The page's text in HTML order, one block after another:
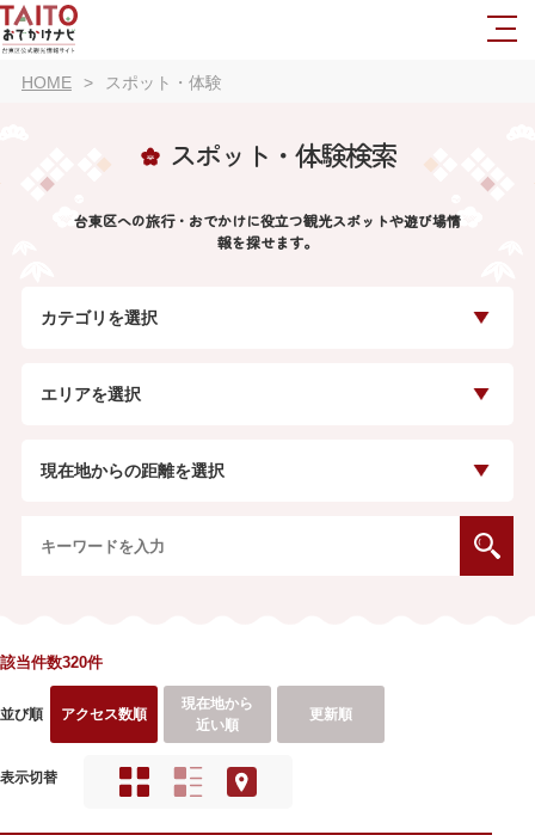
HOME スポット・体験
スポット・体験検索
台東区への旅行・おでかけに役立つ観光スポットや遊び場情
報を探せます。
カテゴリを選択
エリアを選択
現在地からの距離を選択
該当件数320件
並び順 アクセス数順
現在地から
近い順
更新順
表示切替